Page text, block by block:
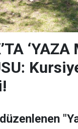
‘YAZA